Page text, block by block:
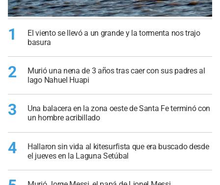
1
El viento se llevó a un grande y la tormenta nos trajo
basura
2
Murió una nena de 3 años tras caer con sus padres al
lago Nahuel Huapi
3
Una balacera en la zona oeste de Santa Fe terminó con
un hombre acribillado
4
Hallaron sin vida al kitesurfista que era buscado desde
el jueves en la Laguna Setúbal